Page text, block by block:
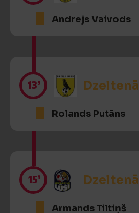
Andrejs Vaivods
13’
Rolands Putāns
15’
Armands Tiltiņš